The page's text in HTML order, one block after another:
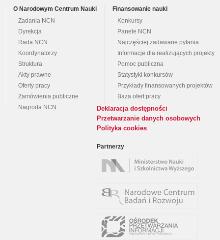
O Narodowym Centrum Nauki
Zadania NCN
Dyrekcja
Rada NCN
Koordynatorzy
Struktura
Akty prawne
Oferty pracy
Zamówienia publiczne
Nagroda NCN
Finansowanie nauki
Konkursy
Panele NCN
Najczęściej zadawane pytania
Informacje dla realizujących projekty
Pomoc publiczna
Statystyki konkursów
Przykłady finansowanych projektów
Baza ofert pracy
Deklaracja dostępności
Przetwarzanie danych osobowych
Polityka cookies
Partnerzy